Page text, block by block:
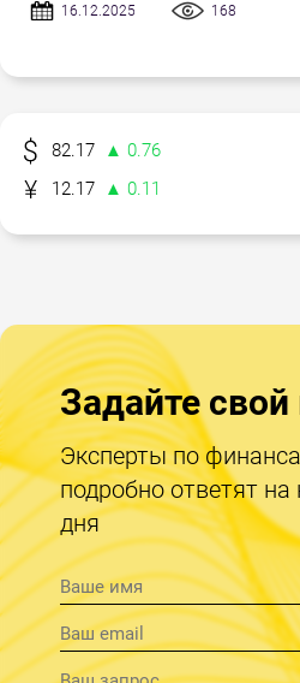
16.12.2025 168
82.17 ▲ 0.76
12.17
▲ 0.11
Задайте свой
Эксперты по
подробно ответят на
дня